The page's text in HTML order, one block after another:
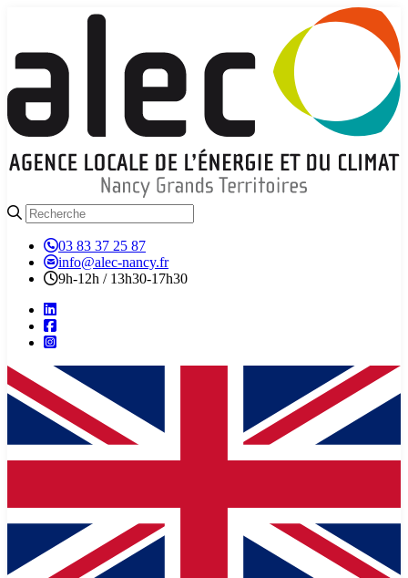
03 83 37 25 87
info@alec-nancy.fr
9h-12h / 13h30-17h30